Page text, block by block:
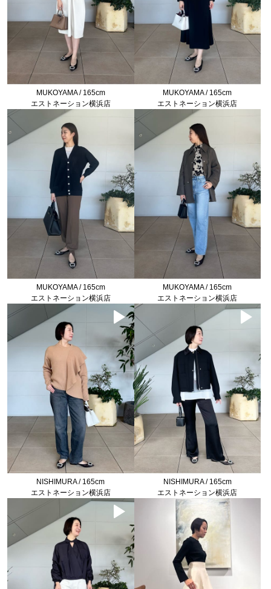
MUKOYAMA / 165cm
エストネーション横浜店
MUKOYAMA / 165cm
エストネーション横浜店
MUKOYAMA / 165cm
エストネーション横浜店
MUKOYAMA / 165cm
エストネーション横浜店
NISHIMURA / 165cm
エストネーション横浜店
NISHIMURA / 165cm
エストネーション横浜店